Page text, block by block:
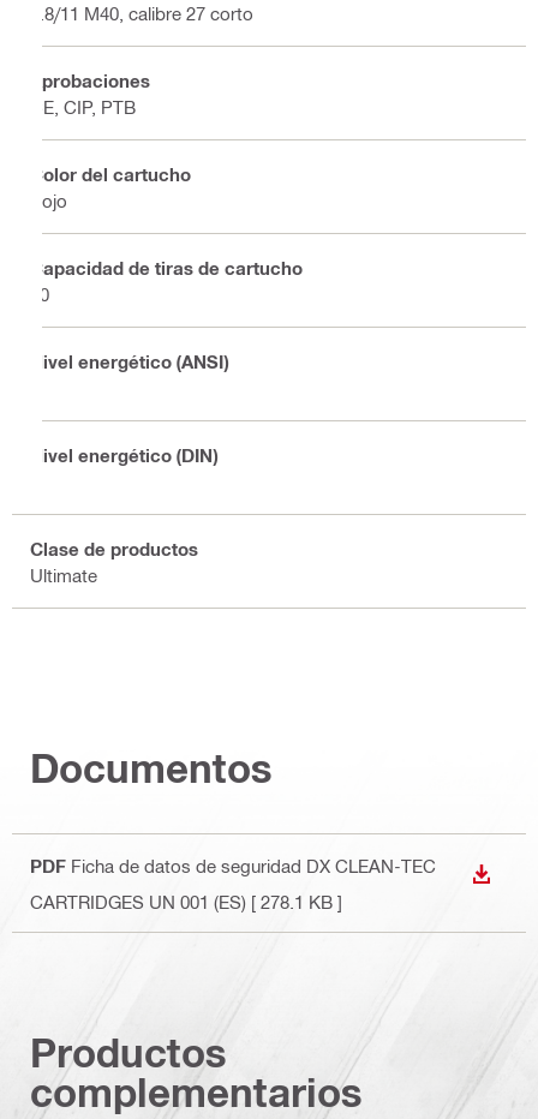
6.8/11 M40, calibre 27 corto
Aprobaciones
CE, CIP, PTB
Color del cartucho
Rojo
Capacidad de tiras de cartucho
40
Nivel energético (ANSI)
Nivel energético (DIN)
Clase de productos
Ultimate
Documentos
PDF Ficha de datos de seguridad DX CLEAN-TEC
CARTRIDGES UN 001 (ES) [ 278.1 KB ]
Productos
complementarios